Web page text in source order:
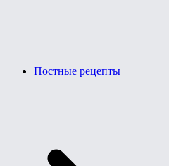
Постные рецепты